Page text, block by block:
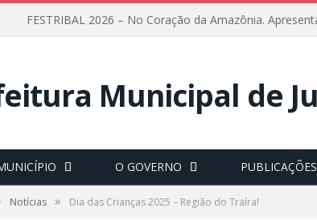
O GOVERNO PUBLICAÇÕES
Notícias » Dia das Crianças 2025 – Região do Traíra!